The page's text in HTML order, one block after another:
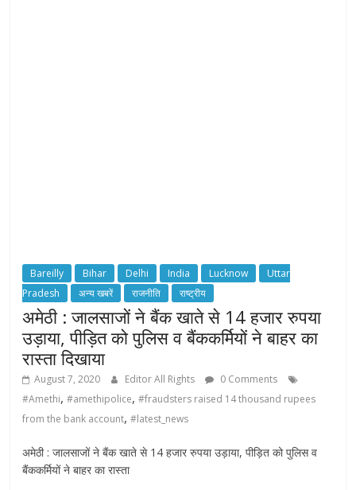
Bareilly Bihar Delhi India Lucknow
Uttar
Pradesh
अन्य खबरें राजनीति राष्ट्रीय
अमेठी : जालसाजों ने बैंक खाते से 14 हजार रुपया
उड़ाया, पीड़ित को पुलिस व बैंककर्मियों ने बाहर का
रास्ता दिखाया
August 7, 2020 Editor All Rights
0 Comments
#Amethi,#amethipolice,#fraudsters raised 14 thousand rupees
from the bank account,#latest_news
अमेठी : जालसाजों ने बैंक खाते से 14 हजार रुपया उड़ाया, पीड़ित को पुलिस व
बैंककर्मियों ने बाहर का रास्ता